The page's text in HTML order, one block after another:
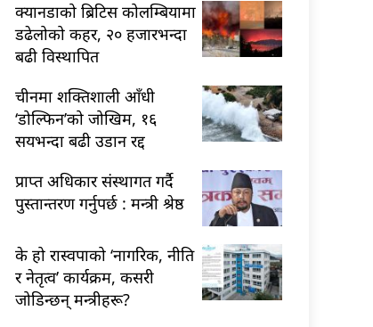
क्यानडाको ब्रिटिस कोलम्बियामा
डढेलोको कहर, २० हजारभन्दा
बढी विस्थापित
चीनमा शक्तिशाली आँधी
‘डोल्फिन’को जोखिम, १६
सयभन्दा बढी उडान रद्द
प्राप्त अधिकार संस्थागत गर्दै
पुस्तान्तरण गर्नुपर्छ : मन्त्री श्रेष्ठ
के हो रास्वपाको ‘नागरिक, नीति
र नेतृत्व’ कार्यक्रम, कसरी
जोडिन्छन् मन्त्रीहरू?